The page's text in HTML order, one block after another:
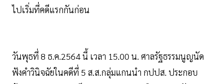
ไปเริ่มที่คดีแรกกันก่อน
วันพุธที่ 8 ธ.ค.2564 นี้ เวลา 15.00 น. ศาลรัฐธรรมนูญนัด
ฟังคำวินิจฉัยในคดีที่ 5 ส.ส.กลุ่มแกนนำ กปปส. ประกอบ